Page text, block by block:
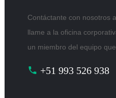
Contáctante con nosotros
llame a la oficina
un miembro del equipo
+51 993 526 938